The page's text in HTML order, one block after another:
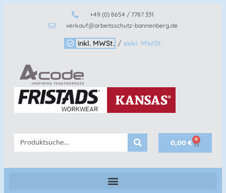
+49 (0) 8654 / 7787 331
verkauf@arbeitsschutz-bannenberg.de
inkl. MWSt. / exkl. MWSt.
0,00€ 0